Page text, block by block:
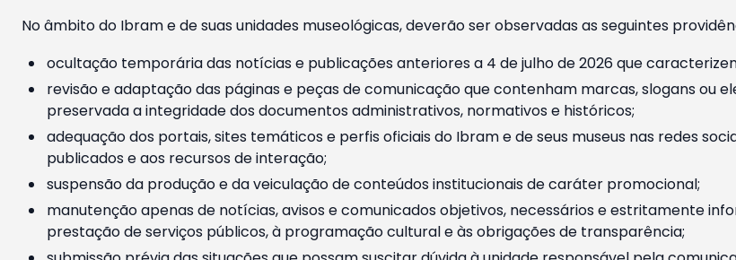
No âmbito do Ibram e de suas unidades museológicas, deverão ser observadas as seguintes
ocultação temporária das notícias e publicações anteriores a 4 de julho de 2026 que
revisão e adaptação das páginas e peças de comunicação que contenham marcas, slogans ou
preservada a integridade dos documentos administrativos, normativos e históricos;
adequação dos portais, sites temáticos e perfis oficiais do Ibram e de seus museus nas redes
publicados e aos recursos de interação;
suspensão da produção e da veiculação de conteúdos institucionais de caráter promocional;
manutenção apenas de notícias, avisos e comunicados objetivos, necessários e estritamente
prestação de serviços públicos, à programação cultural e às obrigações de transparência;